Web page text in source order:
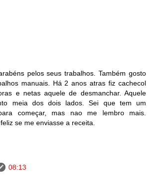
pelos seus trabalhos. Também gosto
manuais. Há 2 anos atras fiz cachecol
e netas aquele de desmanchar. Aquele
meia dos dois lados. Sei que tem um
começar, mas nao me lembro mais.
se me enviasse a receita.
08:13